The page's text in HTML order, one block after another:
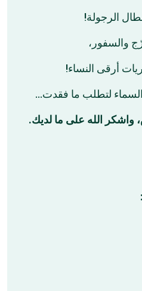
الرجولة!
والسفور،
أرقى النساء!
لتطلب ما فقدت…
واشكر الله على ما لديك.